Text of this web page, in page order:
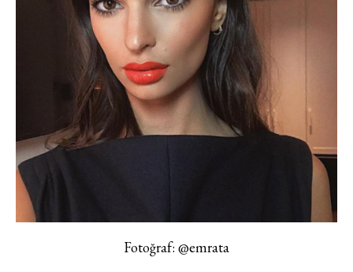
Fotoğraf: @emrata